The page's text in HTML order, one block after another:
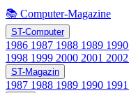
📚 Computer-Magazine
ST-Computer
1986 1987 1988 1989 1990
1998 1999 2000 2001 2002
ST-Magazin
1987 1988 1989 1990 1991